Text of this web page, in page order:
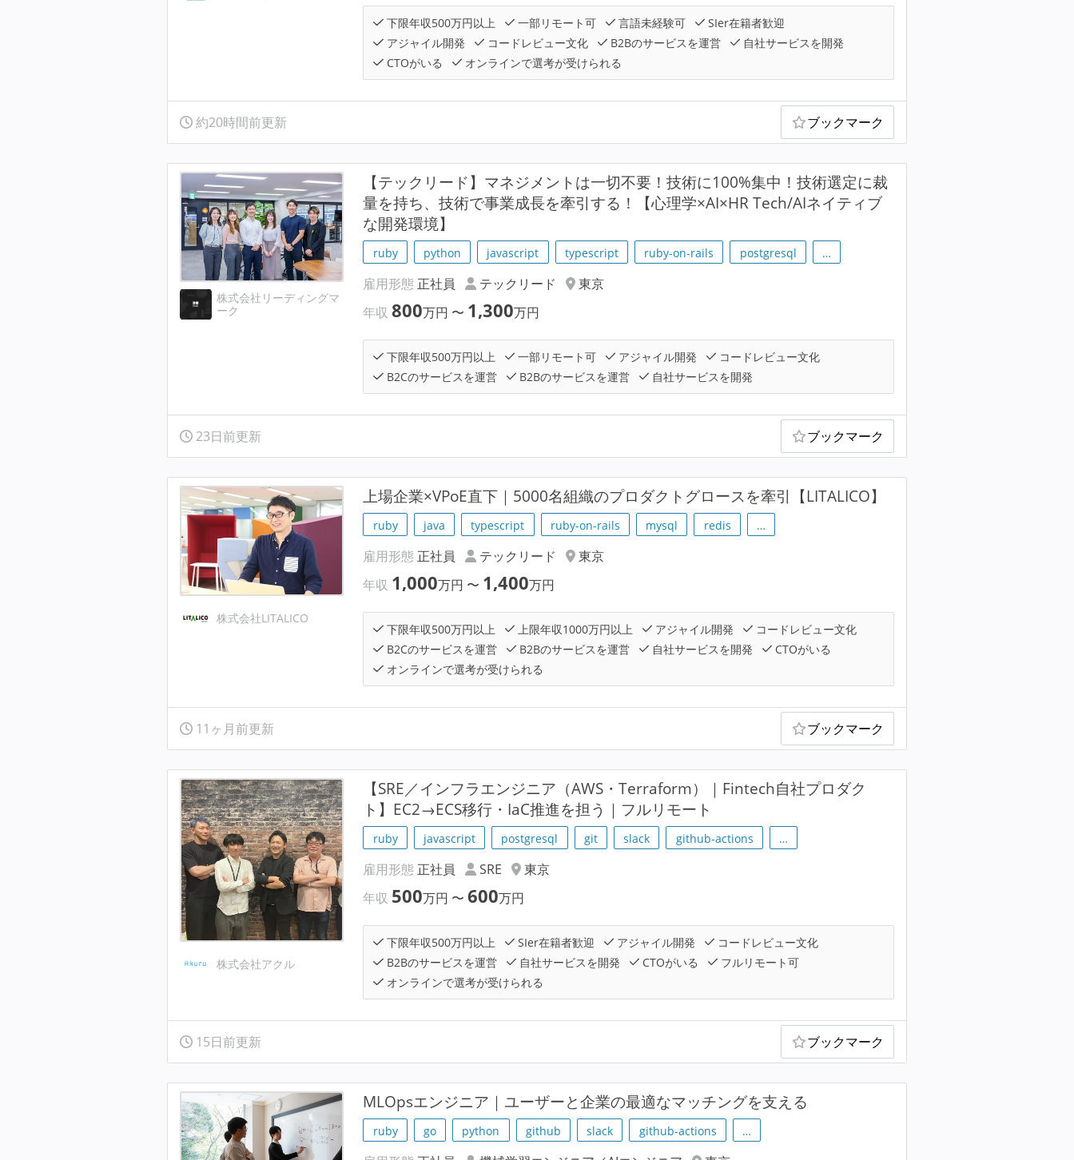
下限年収500万円以上 一部リモート可 言語未経験可
SIer在籍者歓迎
アジャイル開発
コードレビュー文化 B2Bのサービスを運営
自社サービスを開発
CTOがいる
オンラインで選考が受けられる
約20時間前更新 ブックマーク
株式会社リーディングマ
ーク
【テックリード】マネジメントは一切不要！技術に100%集中！技術選定に裁
量を持ち、技術で事業成長を牽引する！【心理学×AI×HR Tech/AIネイティブ
な開発環境】
ruby python javascript typescript ruby-on-rails postgresql …
雇用形態 正社員 テックリード
東京
年収800万円 〜 1,300万円
下限年収500万円以上 一部リモート可 アジャイル開発
コードレビュー文化
B2Cのサービスを運営
B2Bのサービスを運営 自社サービスを開発
23日前更新 ブックマーク
株式会社LITALICO
上場企業×VPoE直下｜5000名組織のプロダクトグロースを牽引【LITALICO】
ruby java typescript ruby-on-rails mysql redis …
雇用形態 正社員 テックリード
東京
年収 1,000万円 〜 1,400万円
下限年収500万円以上 上限年収1000万円以上 アジャイル開発
コードレビュー文化
B2Cのサービスを運営
B2Bのサービスを運営 自社サービスを開発
CTOがいる
オンラインで選考が受けられる
11ヶ月前更新 ブックマーク
株式会社アクル
【SRE／インフラエンジニア（AWS・Terraform）｜Fintech自社プロダク
ト】EC2→ECS移行・IaC推進を担う｜フルリモート
ruby javascript postgresql git slack github-actions …
雇用形態 正社員 SRE
東京
年収 500万円 〜600万円
下限年収500万円以上 SIer在籍者歓迎 アジャイル開発
コードレビュー文化
B2Bのサービスを運営
自社サービスを開発 CTOがいる
フルリモート可
オンラインで選考が受けられる
15日前更新 ブックマーク
MLOpsエンジニア｜ユーザーと企業の最適なマッチングを支える
ruby go python github slack github-actions …